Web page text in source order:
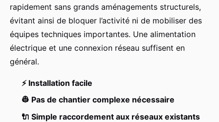
rapidement sans grands aménagements structurels,
évitant ainsi de bloquer l’activité ni de mobiliser des
équipes techniques importantes. Une alimentation
électrique et une connexion réseau suffisent en
général.
⚡ Installation facile
👷 Pas de chantier complexe nécessaire
🔌 Simple raccordement aux réseaux existants